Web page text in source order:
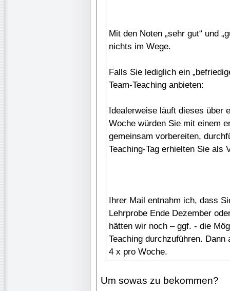
Mit den Noten „sehr gut“ und
nichts im Wege.
Falls Sie lediglich ein
Team-Teaching anbieten:
Idealerweise läuft dieses über
Woche würden Sie mit einem
gemeinsam vorbereiten,
Teaching-Tag erhielten Sie als
Ihrer Mail entnahm ich, dass
Lehrprobe Ende Dezember
hätten wir noch – ggf. - die
Teaching durchzuführen.
4 x pro Woche.
Um sowas zu bekommen?